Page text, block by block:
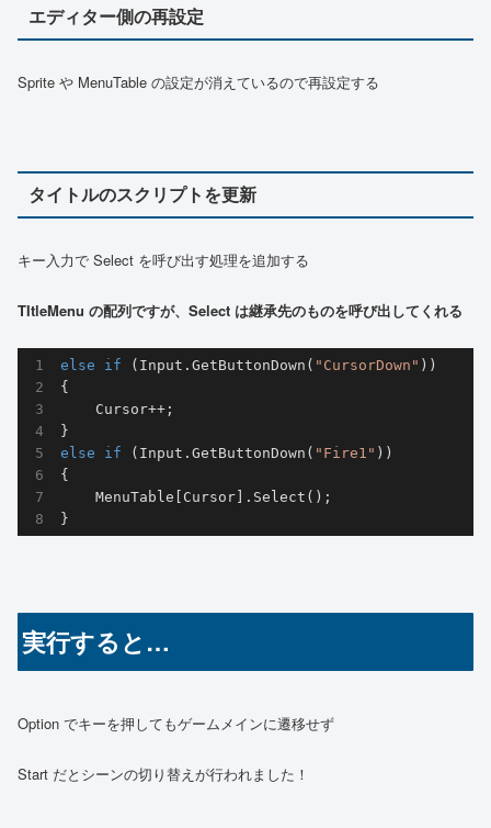
エディター側の再設定
Sprite や MenuTable の設定が消えているので再設定する
タイトルのスクリプトを更新
キー入力で Select を呼び出す処理を追加する
TItleMenu の配列ですが、Select は継承先のものを呼び出してくれる
else if (Input.GetButtonDown( "CursorDown" ))
{
    Cursor++;
else
if (Input.GetButtonDown( "Fire1" ))
{
    MenuTable[Cursor].Select();
}
実行すると…
Option でキーを押してもゲームメインに遷移せず
Start だとシーンの切り替えが行われました！